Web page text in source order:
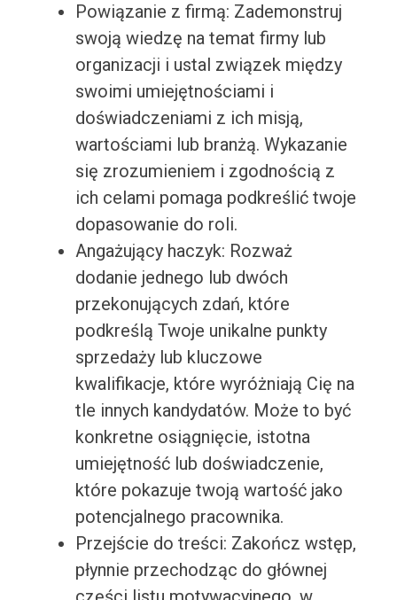
Powiązanie z firmą: Zademonstruj
swoją wiedzę na temat firmy lub
organizacji i ustal związek między
swoimi umiejętnościami i
doświadczeniami z ich misją,
wartościami lub branżą. Wykazanie
się zrozumieniem i zgodnością z
ich celami pomaga podkreślić twoje
dopasowanie do roli.
Angażujący haczyk: Rozważ
dodanie jednego lub dwóch
przekonujących zdań, które
podkreślą Twoje unikalne punkty
sprzedaży lub kluczowe
kwalifikacje, które wyróżniają Cię na
tle innych kandydatów. Może to być
konkretne osiągnięcie, istotna
umiejętność lub doświadczenie,
które pokazuje twoją wartość jako
potencjalnego pracownika.
Przejście do treści: Zakończ wstęp,
płynnie przechodząc do głównej